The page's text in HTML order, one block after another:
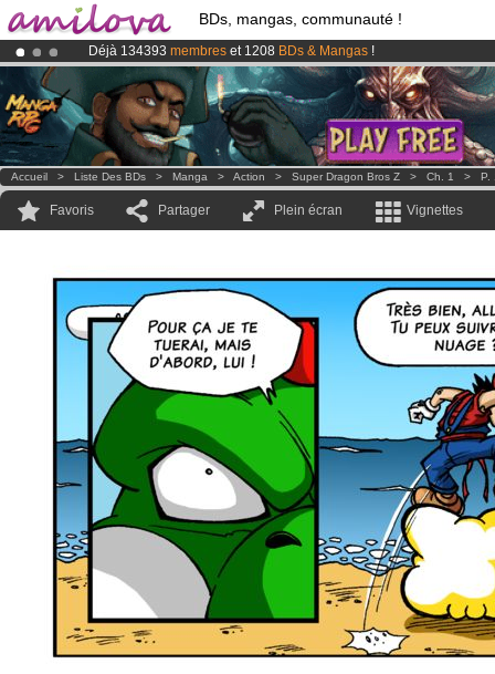
BDs, mangas, communauté !
Déjà 134393 membres et 1208 BDs & Mangas !
LeKickstarter Amilova est désormais lancé!.
Abonnement premium: à partir de
3.95 eurospar mois !Clique ici
Accueil > Liste Des BDs > Manga > Action > Super Dragon Bros Z > Ch. 1 > P.
Favoris Partager Plein écran Vignettes